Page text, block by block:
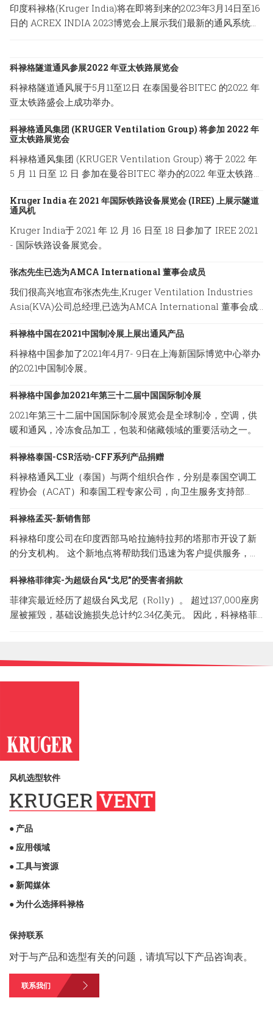
印度科禄格(Kruger India)将在即将到来的2023年3月14日至16
日的 ACREX INDIA 2023博览会上展示我们最新的通风系统方
科禄格隧道通风参展2022 年亚太铁路展览会
科禄格隧道通风展于5月11至12日 在泰国曼谷BITEC 的2022 年
亚太铁路盛会上成功举办。
科禄格通风集团 (KRUGER Ventilation Group) 将参加 2022 年
亚太铁路展览会
科禄格通风集团 (KRUGER Ventilation Group) 将于 2022 年
5 月 11 日至 12 日 参加在曼谷BITEC 举办的2022 年亚太铁路展
Kruger India 在 2021 年国际铁路设备展览会 (IREE) 上展示隧道
通风机
Kruger India于 2021 年 12 月 16 日至 18 日参加了 IREE 2021
- 国际铁路设备展览会。
张杰先生已选为AMCA International 董事会成员
我们很高兴地宣布张杰先生,Kruger Ventilation Industries
Asia(KVA)公司总经理,已选为AMCA International 董事会成
科禄格中国在2021中国制冷展上展出通风产品
科禄格中国参加了2021年4月7- 9日在上海新国际博览中心举办
的2021中国制冷展。
科禄格中国参加2021年第三十二届中国国际制冷展
2021年第三十二届中国国际制冷展览会是全球制冷，空调，供
暖和通风，冷冻食品加工，包装和储藏领域的重要活动之一。
科禄格泰国-CSR活动-CFF系列产品捐赠
科禄格通风工业（泰国）与两个组织合作，分别是泰国空调工
程协会（ACAT）和泰国工程专家公司，向卫生服务支持部
位。 HSS将把我们的通气产品分发给处于危险区域的当地医
院，以防止COVID-19通过空调系统在医疗团队和患者中传播。
CFF系列是科禄格公司提供的经过过滤的送风系统，为专门过
可达 99.99%。
科禄格孟买-新销售部
科禄格印度公司在印度西部马哈拉施特拉邦的塔那市开设了新
的分支机构。 这个新地点将帮助我们迅速为客户提供服务，并
308, Lodha Supremus II, Road No.22, Wagle Estate,Thane
(W) -400 604, Maharashtra, India
科禄格菲律宾-为超级台风“戈尼”的受害者捐款
菲律宾最近经历了超级台风戈尼（Rolly）。 超过137,000座房
屋被摧毁，基础设施损失总计约2.34亿美元。 因此，科禄格菲
助这场灾难的受害者。
风机选型软件
● 产品
● 应用领域
● 工具与资源
● 新闻媒体
● 为什么选择科禄格
保持联系
对于与产品和选型有关的问题，请填写以下产品咨询表。
联系我们